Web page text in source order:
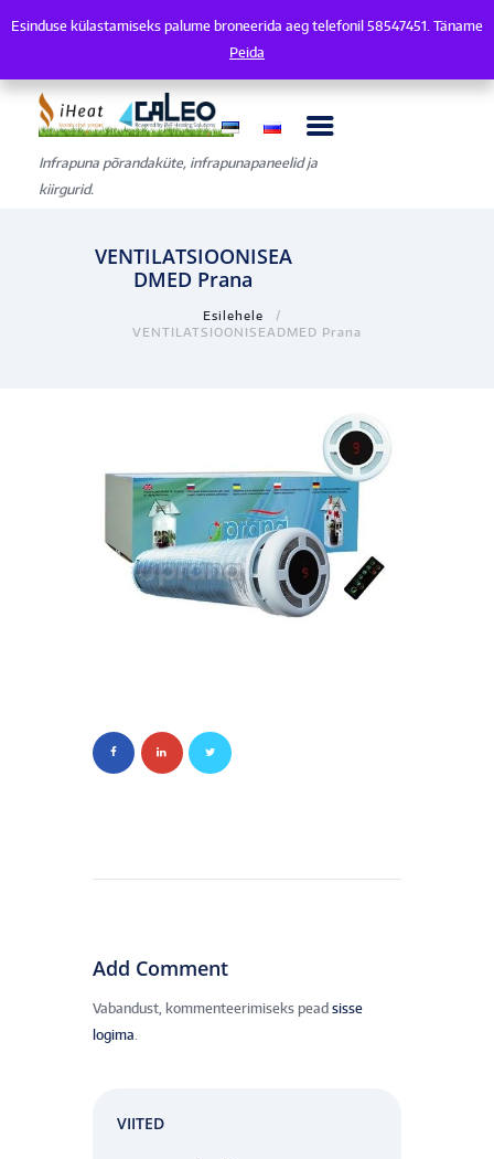
Infrapuna põrandaküte, infrapunapaneelid ja
kiirgurid.
VENTILATSIOONISEA
DMED Prana
Esilehele
VENTILATSIOONISEADMED Prana
Add Comment
Vabandust, kommenteerimiseks pead sisse
logima
VIITED
Esinduse külastamiseks palume broneerida aeg telefonil 58547451.
Esinduse külastamiseks palume broneerida aeg telefonil 58547451. Täname
Peida